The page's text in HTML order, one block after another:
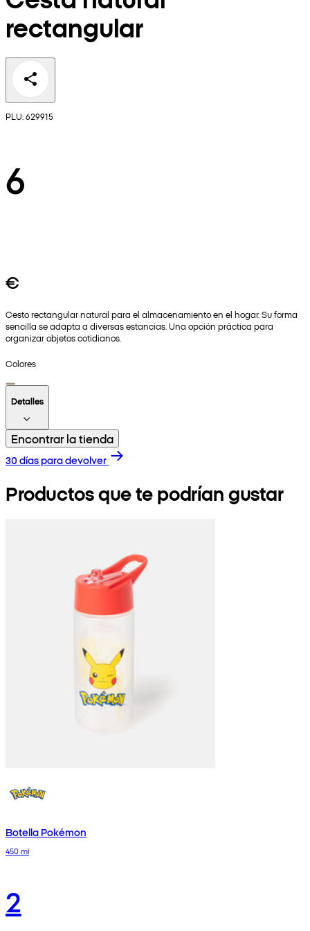
rectangular
PLU: 629915
6
€
Cesto rectangular natural para el almacenamiento en el hogar. Su forma
sencilla se adapta a diversas estancias. Una opción práctica para
organizar objetos cotidianos.
Colores
Detalles
Encontrar la tienda
30 días para devolver
Productos que te podrían gustar
Botella Pokémon
450 ml
2